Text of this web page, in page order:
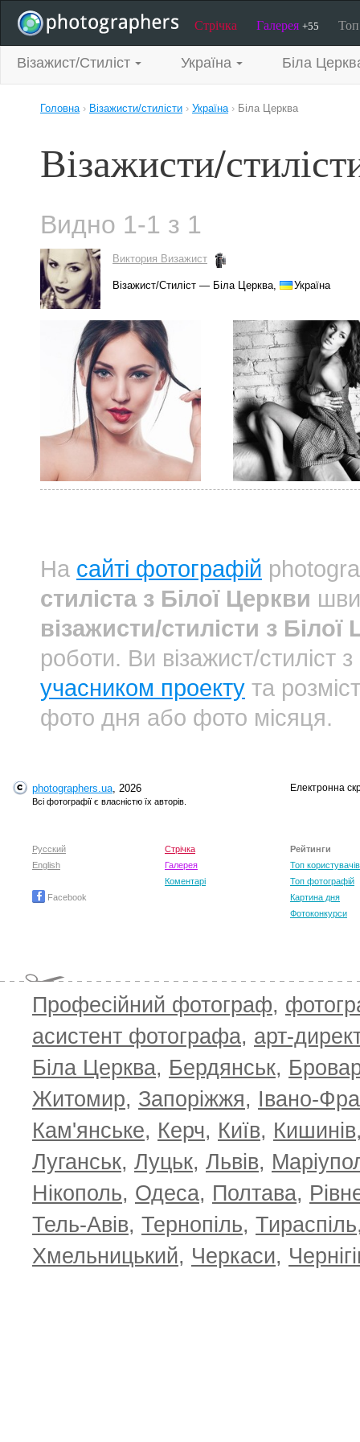
Стрічка Галерея +55
Візажист/Стиліст Україна Біла
Головна› Візажисти/стилісти › Україна› Біла Церква
Візажисти/
Видно 1-1 з 1
Виктория Визажист
Візажист/Стиліст — Біла Церква, Україна
На сайті фотографій
стиліста з Білої Церкви
візажисти/стилісти з Білої
роботи. Ви візажист/
учасником проекту та
фото дня або фото місяця.
photographers.ua, 2026
Всі фотографії є власністю їх авторів.
Електронна
Русский
English
Facebook
Стрічка
Галерея
Коментарі
Рейтинги
Топ користувачів
Топ фотографій
Картина дня
Фотоконкурси
Професійний фотограф,
асистент фотографа, арт-
Біла Церква, Бердянськ,
Житомир, Запоріжжя, Івано-
Кам'янське, Керч, Київ, Кишинів
Луганськ, Луцьк, Львів,
Нікополь, Одеса, Полтава,
Тель-Авів, Тернопіль, Тираспіль
Хмельницький, Черкаси,